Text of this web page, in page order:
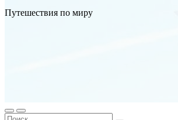
Путешествия по миру